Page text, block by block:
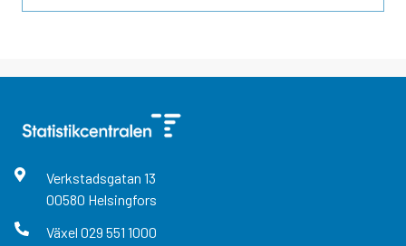
Verkstadsgatan 13
00580 Helsingfors
Växel 029 551 1000